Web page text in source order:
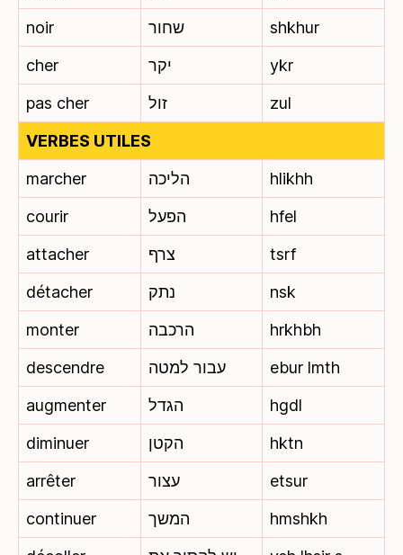
noir
שחור
shkhur
cher
יקר
ykr
pas cher
זול
zul
VERBES UTILES
marcher
הליכה
hlikhh
courir
הפעל
hfel
attacher
צרף
tsrf
détacher
נתק
nsk
monter
הרכבה
hrkhbh
descendre
עבור למטה
ebur lmth
augmenter
הגדל
hgdl
diminuer
הקטן
hktn
arrêter
עצור
etsur
continuer
המשך
hmshkh